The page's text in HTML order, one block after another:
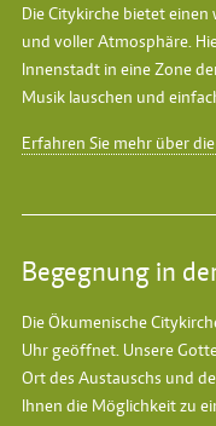
Die Citykirche bietet
und voller Atmosphäre.
Innenstadt in eine Zone
Musik lauschen und
Erfahren Sie mehr über
Begegnung in
Die Ökumenische
Uhr geöffnet. Unsere
Ort des Austauschs und
Ihnen die Möglichkeit zu